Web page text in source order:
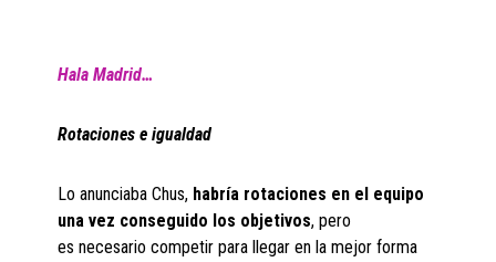
Hala Madrid…
Rotaciones e igualdad
Lo anunciaba Chus, habría rotaciones en el equipo
una vez conseguido los objetivos, pero
es necesario competir para llegar en la mejor forma